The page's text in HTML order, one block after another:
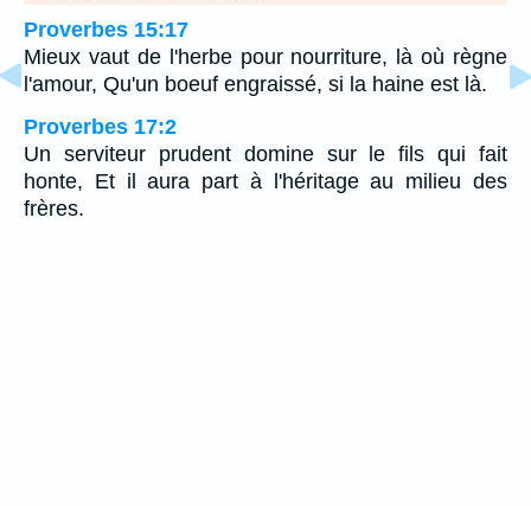
Proverbes 15:17
Mieux vaut de l'herbe pour nourriture, là où règne
l'amour, Qu'un boeuf engraissé, si la haine est là.
Proverbes 17:2
Un serviteur prudent domine sur le fils qui fait
honte, Et il aura part à l'héritage au milieu des
frères.